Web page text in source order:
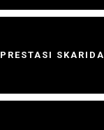
PRESTASI SKARIDA